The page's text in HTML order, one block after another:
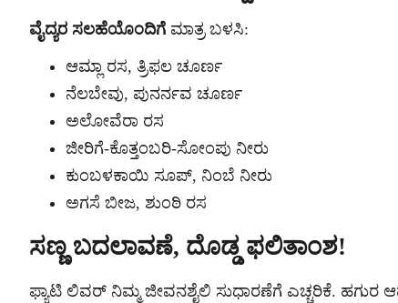
ವೈದ್ಯರ ಸಲಹೆಯೊಂದಿಗೆ ಮಾತ್ರ ಬಳಸಿ:
ಆಮ್ಲಾ ರಸ, ತ್ರಿಫಲ ಚೂರ್ಣ
ನೆಲಬೇವು, ಪುನರ್ನವ ಚೂರ್ಣ
ಅಲೋವೆರಾ ರಸ
ಜೀರಿಗೆ-ಕೊತ್ತಂಬರಿ-ಸೋಂಪು ನೀರು
ಕುಂಬಳಕಾಯಿ ಸೂಪ್, ನಿಂಬೆ ನೀರು
ಅಗಸೆ ಬೀಜ, ಶುಂಠಿ ರಸ
ಸಣ್ಣ ಬದಲಾವಣೆ, ದೊಡ್ಡ ಫಲಿತಾಂಶ!
ಫ್ಯಾಟಿ ಲಿವರ್ ನಿಮ್ಮ ಜೀವನಶೈಲಿ ಸುಧಾರಣೆಗೆ ಎಚ್ಚರಿಕೆ. ಹಗುರ